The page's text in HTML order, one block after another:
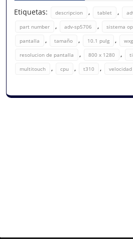
Etiquetas: descripcion , tablet ,
part number , adv-sp5706 , sistema
pantalla , tamaño , 10.1 pulg ,
resolucion de pantalla , 800 x 1280 ,
multitouch , cpu , t310 , velocidad